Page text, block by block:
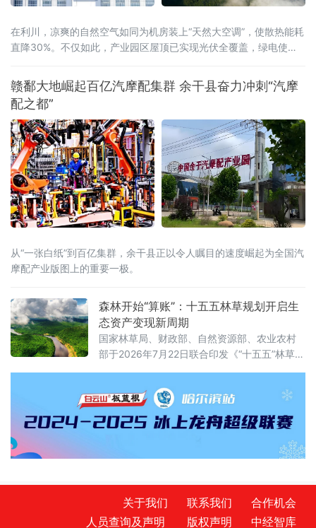
在利川，凉爽的自然空气如同为机房装上“天然大空调”，使散热能耗
直降30%。不仅如此，产业园区屋顶已实现光伏全覆盖，绿电使用
着100%清洁供能的目标迈进。
赣鄱大地崛起百亿汽摩配集群 余干县奋力冲刺“汽摩
配之都”
从“一张白纸”到百亿集群，余干县正以令人瞩目的速度崛起为全国汽
摩配产业版图上的重要一极。
森林开始“算账”：十五五林草规划开启生
态资产变现新周期
国家林草局、财政部、自然资源部、农业农村
部于2026年7月22日联合印发《“十五五”林草保
领性文件首次将“林草碳汇交易量”和“生态产品
溢价率”列为省级年度考核硬指标，并明确到
2030年全国森林覆盖率达到25.5%、森林蓄积
量增至224亿立方米、草原综合植被盖度稳定在
58%以上。规划期内的林草碳汇累计交易目标
不低于6亿吨二氧化碳当量
关于我们 联系我们
合作机会
人员查询及声明
版权声明 中经智库